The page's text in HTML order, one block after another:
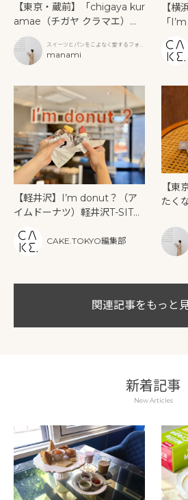
【東京・蔵前】「chigaya kur
amae（チガヤ クラマエ）」
で味わう、心ほどけるスイー
ツとパンスイーツとパンをこよなく愛するフォト
グラファー
manami
【横
「
ハン
から
【軽井沢】I’m donut？（ア
イムドーナツ）軽井沢T-SITE
種も登場CAKE.TOKYO編集部
【東
たく
ーナ
関連記事をもっと
新着記事
New Articles